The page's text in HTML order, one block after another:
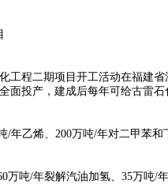
工程二期项目开工活动在福建
面投产，建成后每年可给古雷
/年乙烯、200万吨/年对二甲苯
万吨/年裂解汽油加氢、35万吨/